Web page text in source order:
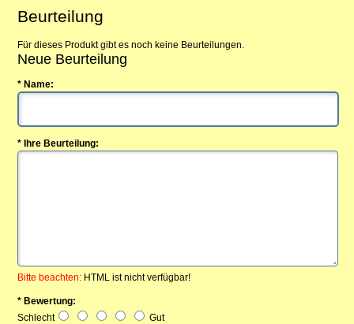
Beurteilung
Für dieses Produkt gibt es noch keine Beurteilungen.
Neue Beurteilung
* Name:
* Ihre Beurteilung:
Bitte beachten: HTML ist nicht verfügbar!
* Bewertung:
Schlecht
Gut